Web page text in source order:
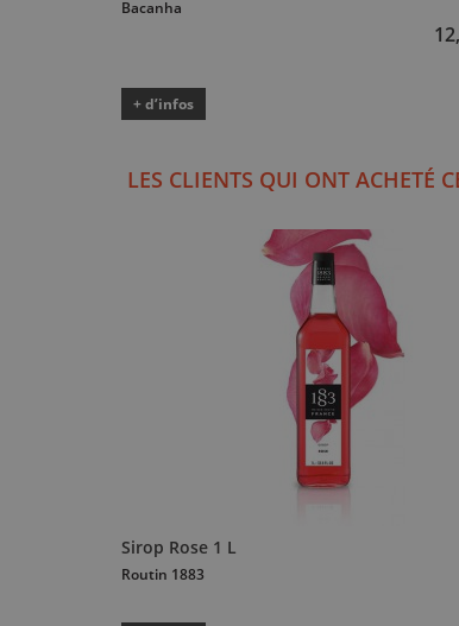
Bacanha
+ d’infos
LES CLIENTS QUI ONT ACHETÉ
Sirop Rose 1 L
Routin 1883